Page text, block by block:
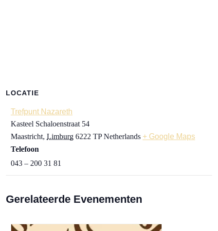
LOCATIE
Trefpunt Nazareth
Kasteel Schaloenstraat 54
Maastricht, Limburg 6222 TP Netherlands + Google Maps
Telefoon
043 – 200 31 81
Gerelateerde Evenementen